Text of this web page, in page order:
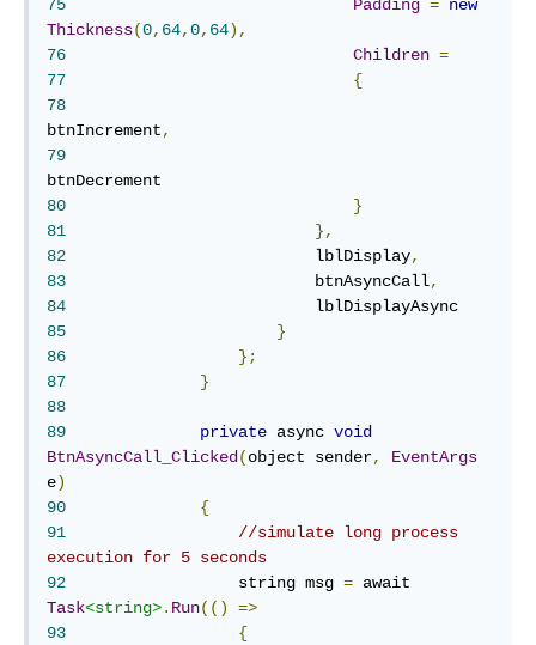
75 Padding = new
Thickness(0, 64,0, 64),
76
Children =
77
{
78
btnIncrement,
79
80
}
81
},
82
	                    lblDisplay
,
83
	                    btnAsyncCall
,
84
85
}
86
};
87
}
88
89
private async void
BtnAsyncCall_Clicked (object sender,
EventArgs
e)
90
{
91
//simulate long process
execution for 5 seconds
92
	            string msg
=
Task<string>. Run(()
=>
93
{